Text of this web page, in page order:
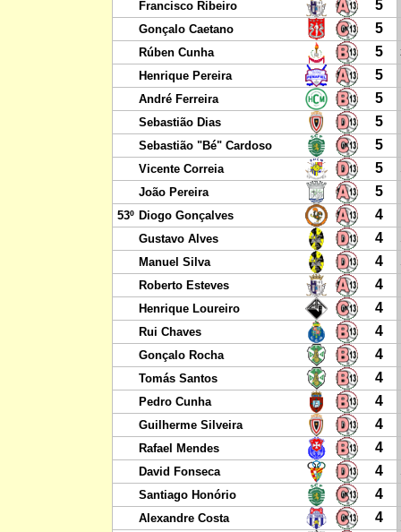
Francisco Ribeiro 5
Gonçalo Caetano 5
Rúben Cunha 5
Henrique Pereira 5
André Ferreira 5
Sebastião Dias 5
Sebastião "Bé" Cardoso 5
Vicente Correia 5
João Pereira 5
53º Diogo Gonçalves 4
Gustavo Alves 4
Manuel Silva 4
Roberto Esteves 4
Henrique Loureiro 4
Rui Chaves 4
Gonçalo Rocha 4
Tomás Santos 4
Pedro Cunha 4
Guilherme Silveira 4
Rafael Mendes 4
David Fonseca 4
Santiago Honório 4
Alexandre Costa 4